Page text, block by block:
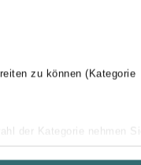
zu können (Kategorie
der Kategorie nehmen Sie